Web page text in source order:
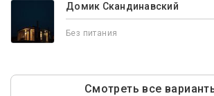
Домик Скандинавский
Без питания
Смотреть все